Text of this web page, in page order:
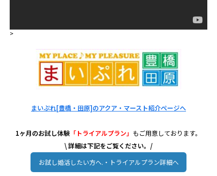
>
まいぷれ[豊橋・田原]のアクア・マースト紹介ページへ
1ヶ月のお試し体験 「トライアルプラン」 もご用意しております。
\ 詳細は下記をご覧ください。/
お試し婚活したい方へ.・トライアルプラン詳細へ